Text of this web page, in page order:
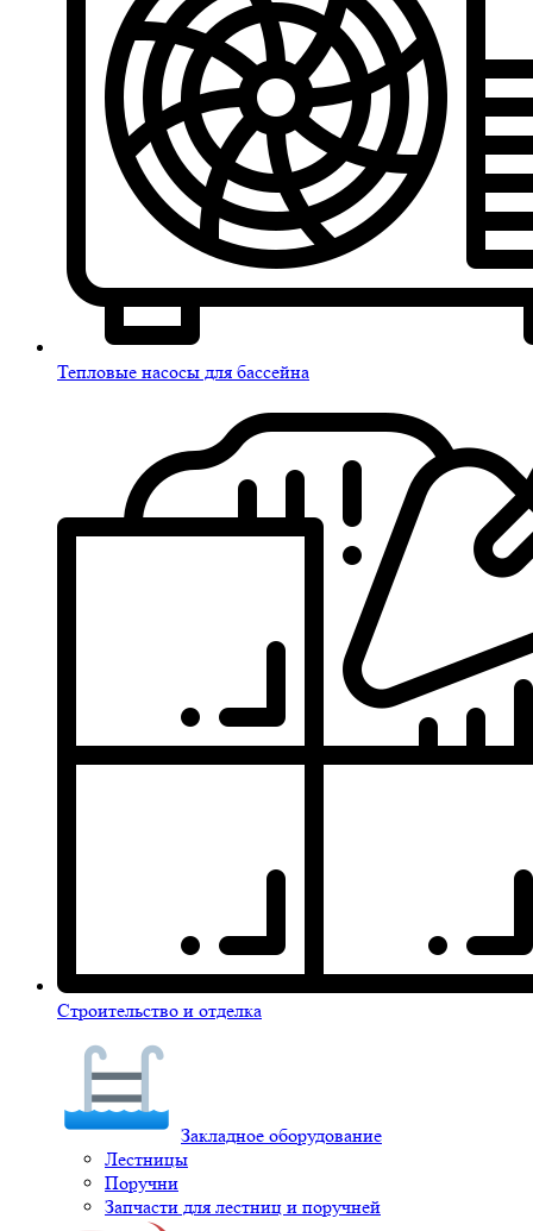
Тепловые насосы для бассейна
Строительство и отделка
Закладное оборудование
Лестницы
Поручни
Запчасти для лестниц и поручней